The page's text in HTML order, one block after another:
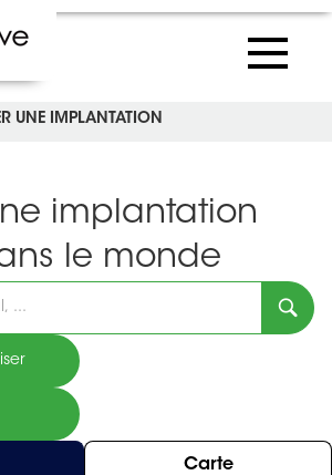
UNE IMPLANTATION
implantation
le monde
Carte